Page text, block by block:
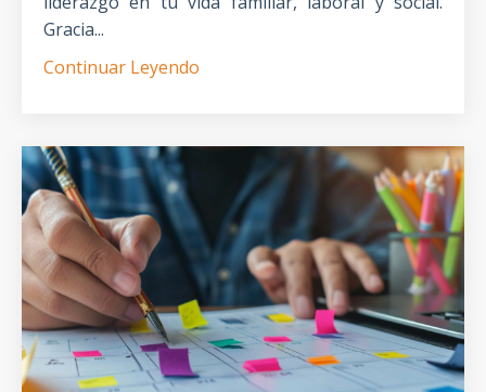
Gracia...
Continuar Leyendo